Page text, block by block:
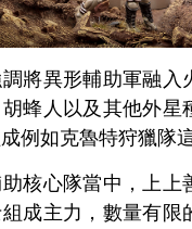
調將異形輔助軍融
蜂人以及其他外
例如克魯特狩獵隊
核心隊當中，上上
成主力，數量有